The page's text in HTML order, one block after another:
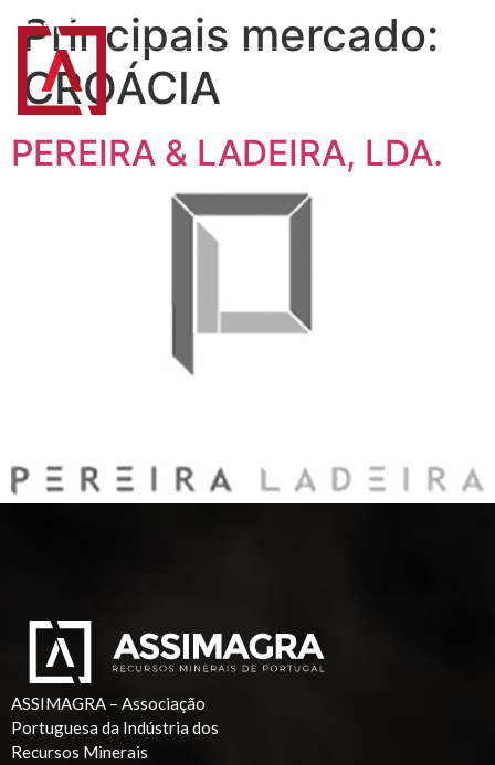
Principais mercado:
CROÁCIA
PEREIRA & LADEIRA, LDA.
ASSIMAGRA – Associação
Portuguesa da Indústria dos
Recursos Minerais